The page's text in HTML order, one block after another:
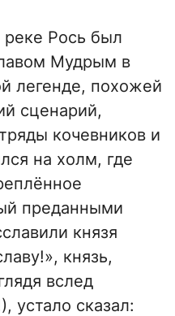
Рось был
Мудрым в
легенде, похожей
сценарий,
кочевников и
на холм, где
преданными
князя
князь,
вслед
устало сказал: